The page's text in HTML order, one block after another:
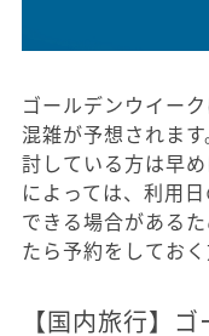
ゴールデンウイー
混雑が予想されま
討している方は早
によっては、利用
できる場合がある
たら予約をしておく
【国内旅行】